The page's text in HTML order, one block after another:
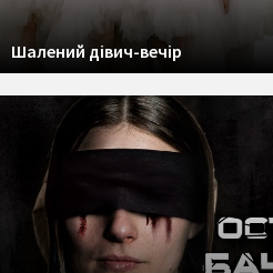
Шалений дівич-вечір